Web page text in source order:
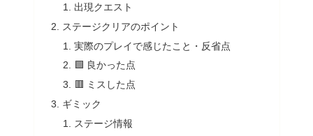
出現クエスト
ステージクリアのポイント
実際のプレイで感じたこと・反省点
🟩 良かった点
🟥 ミスした点
ギミック
ステージ情報